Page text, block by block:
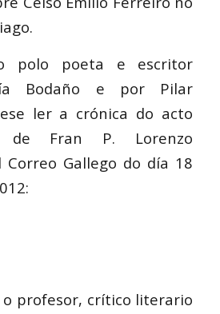
polo poeta e escritor
Bodaño e por Pilar
ler a crónica do acto
de Fran P. Lorenzo
Correo Gallego do día 18
o profesor, crítico literario